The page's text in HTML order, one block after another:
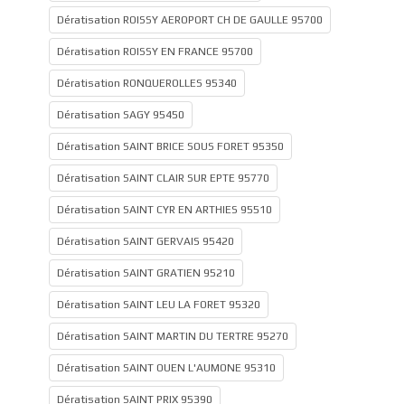
Dératisation ROISSY AEROPORT CH DE GAULLE 95700
Dératisation ROISSY EN FRANCE 95700
Dératisation RONQUEROLLES 95340
Dératisation SAGY 95450
Dératisation SAINT BRICE SOUS FORET 95350
Dératisation SAINT CLAIR SUR EPTE 95770
Dératisation SAINT CYR EN ARTHIES 95510
Dératisation SAINT GERVAIS 95420
Dératisation SAINT GRATIEN 95210
Dératisation SAINT LEU LA FORET 95320
Dératisation SAINT MARTIN DU TERTRE 95270
Dératisation SAINT OUEN L'AUMONE 95310
Dératisation SAINT PRIX 95390